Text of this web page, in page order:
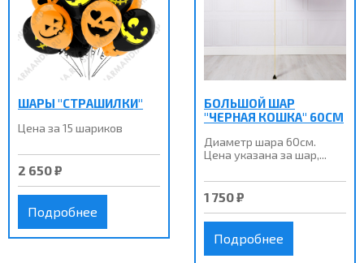
ШАРЫ "СТРАШИЛКИ"
Цена за 15 шариков
2 650 ₽
Подробнее
БОЛЬШОЙ ШАР
"ЧЕРНАЯ КОШКА" 60СМ
Диаметр шара 60см.
Цена указана за шар,...
1 750 ₽
Подробнее